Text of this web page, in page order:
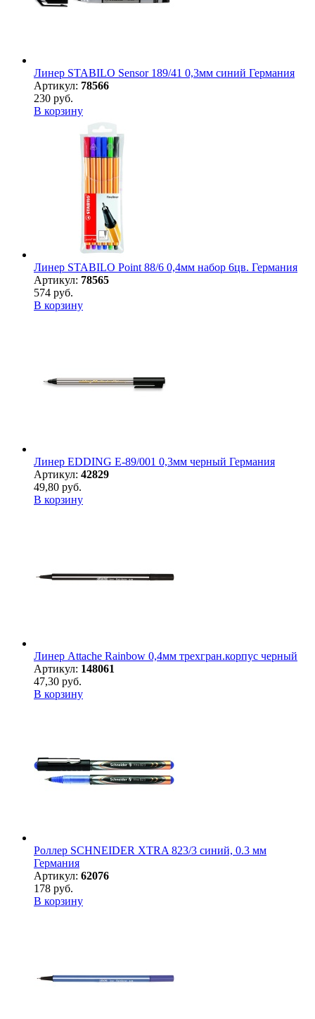
Линер STABILO Sensor 189/41 0,3мм синий Германия
Артикул: 78566
230 руб.
В корзину
Линер STABILO Point 88/6 0,4мм набор 6цв. Германия
Артикул: 78565
574 руб.
В корзину
Линер EDDING E-89/001 0,3мм черный Германия
Артикул: 42829
49,80 руб.
В корзину
Линер Attache Rainbow 0,4мм трехгран.корпус черный
Артикул: 148061
47,30 руб.
В корзину
Роллер SCHNEIDER XTRA 823/3 синий, 0.3 мм
Германия
Артикул: 62076
178 руб.
В корзину